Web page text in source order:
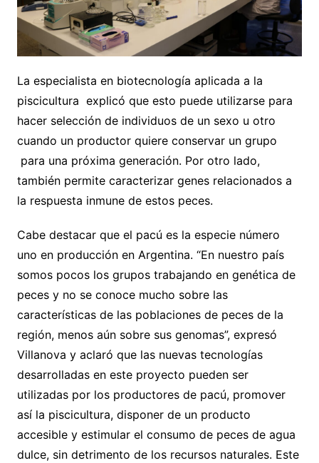
La especialista en biotecnología aplicada a la
piscicultura explicó que esto puede utilizarse para
hacer selección de individuos de un sexo u otro
cuando un productor quiere conservar un grupo
para una próxima generación. Por otro lado,
también permite caracterizar genes relacionados a
la respuesta inmune de estos peces.
Cabe destacar que el pacú es la especie número
uno en producción en Argentina. “En nuestro país
somos pocos los grupos trabajando en genética de
peces y no se conoce mucho sobre las
características de las poblaciones de peces de la
región, menos aún sobre sus genomas”, expresó
Villanova y aclaró que las nuevas tecnologías
desarrolladas en este proyecto pueden ser
utilizadas por los productores de pacú, promover
así la piscicultura, disponer de un producto
accesible y estimular el consumo de peces de agua
dulce, sin detrimento de los recursos naturales. Este